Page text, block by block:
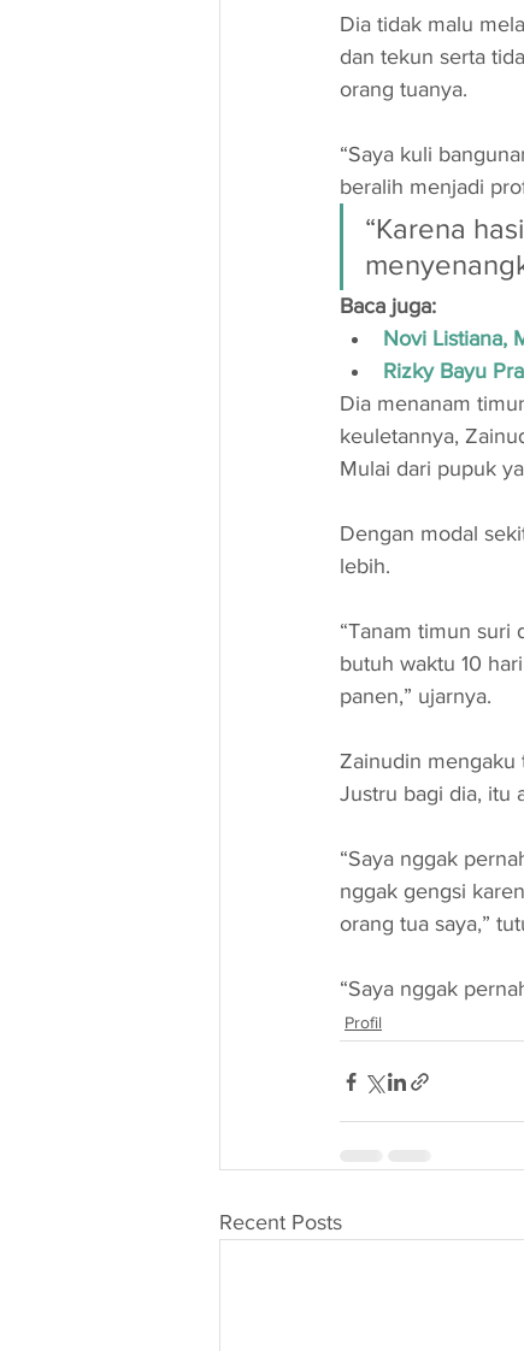
Dia tidak malu
dan tekun serta
orang tuanya.
“Saya kuli
beralih menjadi
“Karena
Baca juga:
Novi Listiana,
Rizky Bayu
Dia menanam
keuletannya,
Mulai dari pupuk
Dengan modal
lebih.
“Tanam timun suri
butuh waktu 10
panen,” ujarnya.
Zainudin mengaku
Justru bagi dia, itu
“Saya nggak
nggak gengsi
orang tua saya,”
“Saya nggak
Profil
Recent Posts